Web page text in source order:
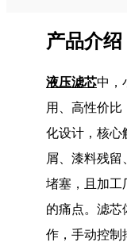
产品介绍
液压滤芯中，
用、高性价
化设计，核心
屑、漆料残留
堵塞，且加工
的痛点。滤芯
作，手动控制